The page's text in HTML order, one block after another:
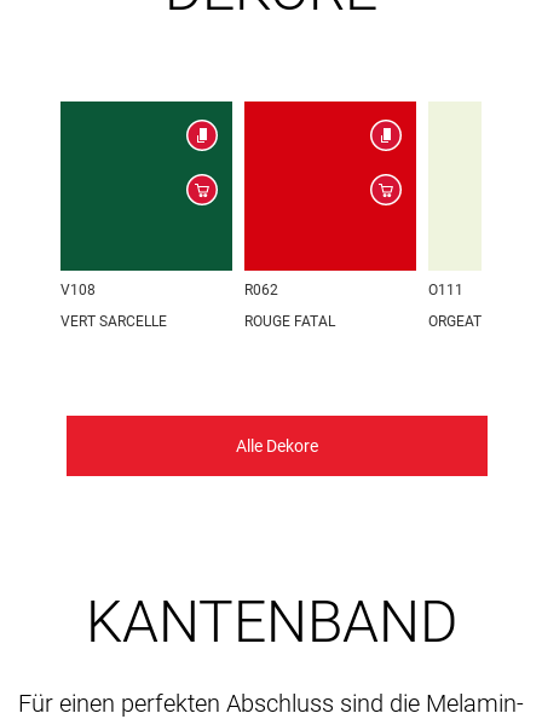
V108
VERT SARCELLE
R062
ROUGE FATAL
O111
ORGEAT
Alle Dekore
KANTENBAND
Für einen perfekten Abschluss sind die Melamin-